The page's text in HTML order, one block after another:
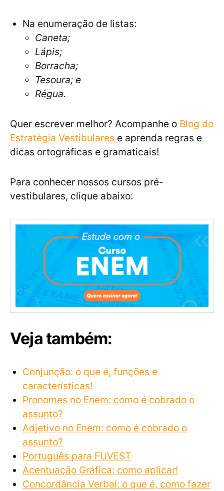
Na enumeração de listas:
Caneta;
Lápis;
Borracha;
Tesoura; e
Régua.
Quer escrever melhor? Acompanhe o Blog do
Estratégia Vestibulares e aprenda regras e
dicas ortográficas e gramaticais!
Para conhecer nossos cursos pré-
vestibulares, clique abaixo:
Veja também:
Conjunção: o que é, funções e
características!
Pronomes no Enem: como é cobrado o
assunto?
Adjetivo no Enem: como é cobrado o
assunto?
Português para FUVEST
Acentuação Gráfica: como aplicar!
Concordância Verbal: o que é, como fazer